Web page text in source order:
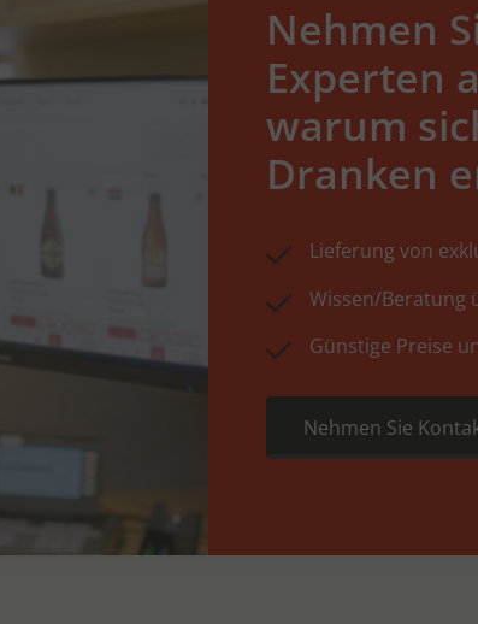
Nehmen
Experten
warum
Dranken
Lieferung von
Wissen/Beratung
Günstige Preise
Nehmen Sie